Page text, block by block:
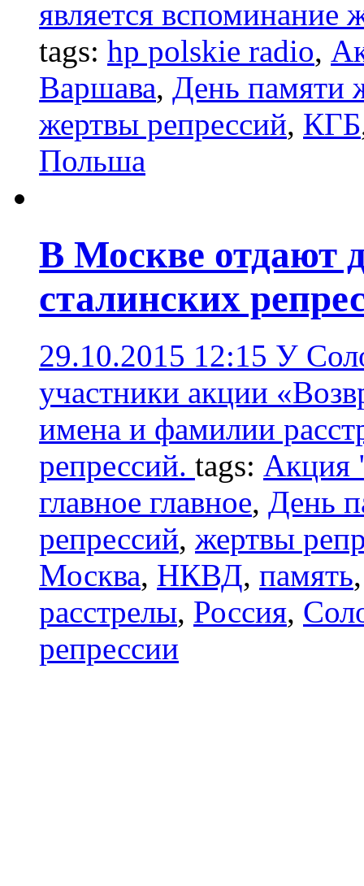
является вспоминание
tags: hp polskie radio,
Варшава, День памяти
жертвы репрессий, КГБ
Польша
В Москве отдают
сталинских
29.10.2015 12:15 У
участники акции
имена и фамилии
репрессий. tags: Акция
главное главное, День
репрессий, жертвы
Москва, НКВД, память
расстрелы, Россия,
репрессии